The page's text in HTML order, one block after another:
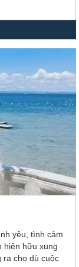
yêu, tình cảm
hiện hữu xung
ra cho dù cuộc